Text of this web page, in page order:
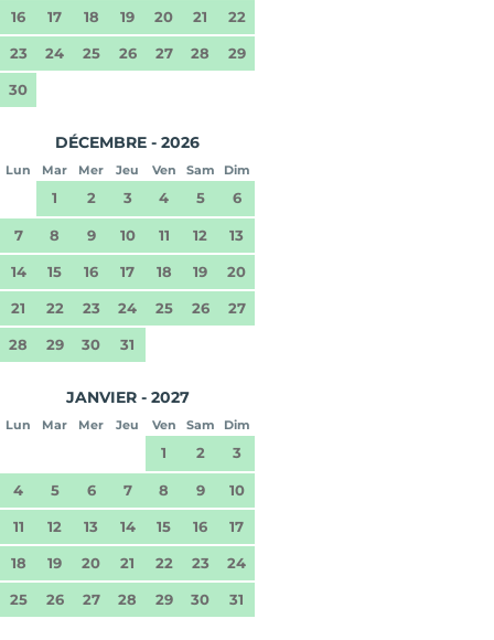
16 17 18 19 20 21 22
23 24 25 26 27 28 29
30
DÉCEMBRE - 2026
Lun Mar Mer Jeu Ven Sam Dim
1 2 3 4 5 6
7 8 9 10 11 12 13
14 15 16 17 18 19 20
21 22 23 24 25 26 27
28 29 30 31
JANVIER - 2027
Lun Mar Mer Jeu Ven Sam Dim
1 2 3
4 5 6 7 8 9 10
11 12 13 14 15 16 17
18 19 20 21 22 23 24
25 26 27 28 29 30 31